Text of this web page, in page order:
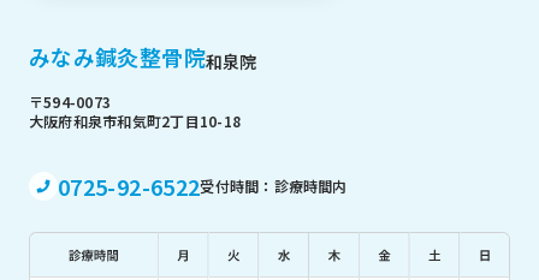
みなみ鍼灸整骨院和泉院
〒594-0073
大阪府和泉市和気町2丁目10-18
0725-92-6522受付時間：診療時間内